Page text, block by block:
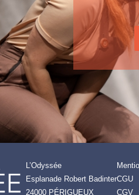
L’Odyssée
Esplanade Robert Badinter
24000 PÉRIGUEUX
CGU
CGV